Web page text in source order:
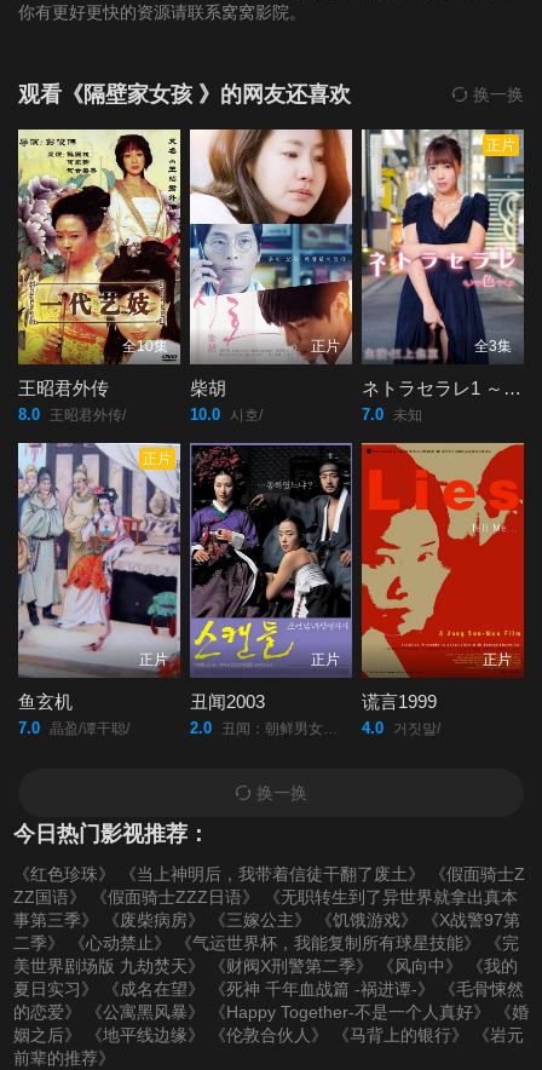
你有更好更快的资源请联系窝窝影院。
观看《隔壁家女孩 》的网友还喜欢 换一换
全10集
王昭君外传
8.0 王昭君外传/
正片
柴胡
10.0 시호/
正片
全3集
ネトラセラレ1 ～色～
7.0 未知
正片
正片
鱼玄机
7.0 晶盈/谭干聪/
正片
丑闻2003
2.0 丑闻：朝鲜男女相悦之事/挑情宝鉴/The Scandal/Untold Scandal/
正片
谎言1999
4.0 거짓말/
换一换
今日热门影视推荐：
《红色珍珠》 《当上神明后，我带着信徒干翻了废土》
《假面骑士Z
ZZ国语》
《假面骑士ZZZ日语》
《无职转生到了异世界就拿出真本
事第三季》
《废柴病房》 《三嫁公主》 《饥饿游戏》
《X战警97第
二季》
《心动禁止》 《气运世界杯，我能复制所有球星技能》
《完
美世界剧场版 九劫焚天》
《财阀X刑警第二季》 《风向中》
《我的
夏日实习》
《成名在望》 《死神 千年血战篇 -祸进谭-》
《毛骨悚然
的恋爱》
《公寓黑风暴》 《Happy Together-不是一个人真好》
《婚
姻之后》
《地平线边缘》 《伦敦合伙人》 《马背上的银行》
《岩元
前辈的推荐》